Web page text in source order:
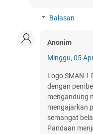
Balasan
Anonim
Minggu, 05
Logo SMAN 1
dengan
mengandung
mengajarkan
semangat
Pandaan